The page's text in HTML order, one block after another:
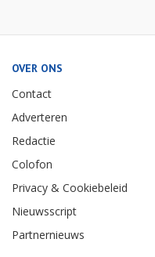
OVER ONS
Contact
Adverteren
Redactie
Colofon
Privacy & Cookiebeleid
Nieuwsscript
Partnernieuws